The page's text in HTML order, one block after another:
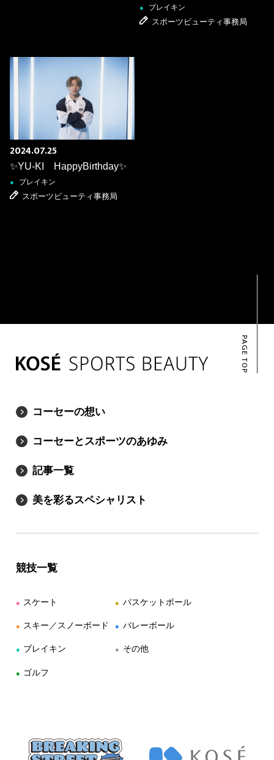
● ブレイキン
スポーツビューティ事務局
2024.07.25
✨YU-KI HappyBirthday✨
● ブレイキン
スポーツビューティ事務局
PAGE TOP
コーセーの想い
コーセーとスポーツのあゆみ
記事一覧
美を彩るスペシャリスト
競技一覧
● スケート
● スキー／スノーボード
● ブレイキン
● ゴルフ
● バスケットボール
● バレーボール
● その他